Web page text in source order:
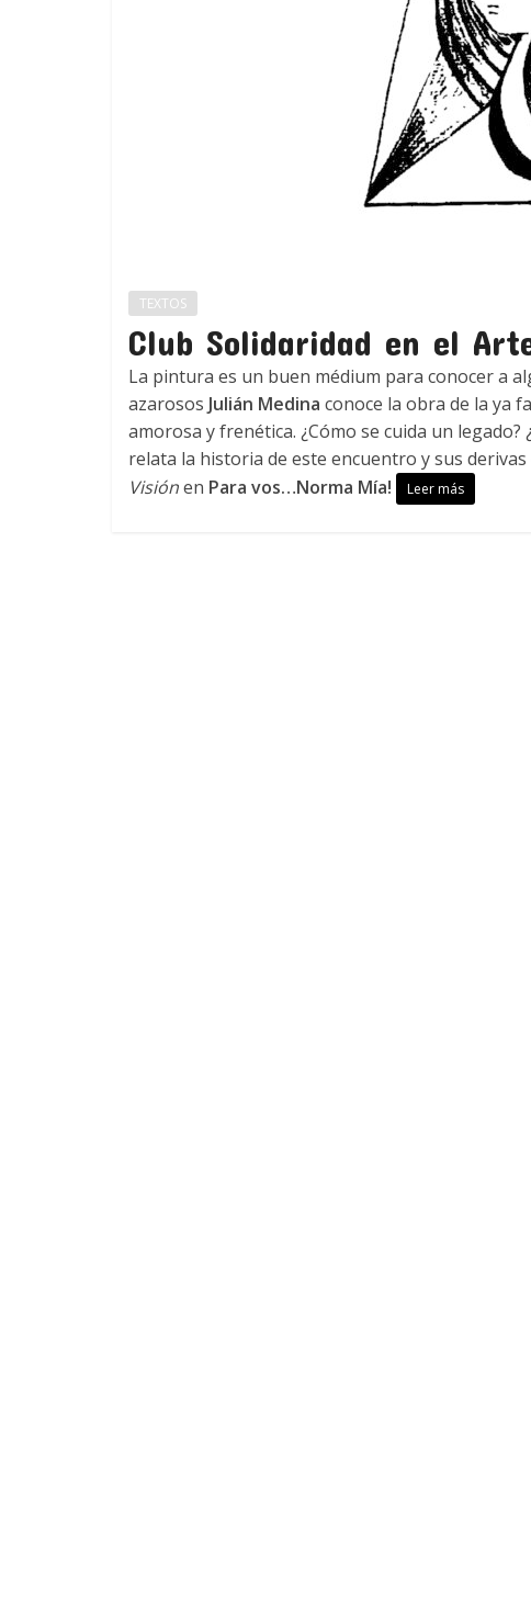
TEXTOS
Club Solidaridad en el
La pintura es un buen médium para conocer a
azarosos Julián Medina conoce la obra de la ya
amorosa y frenética. ¿Cómo se cuida un
relata la historia de este encuentro y sus
Visiónen Para vos…Norma Mía! Leer más